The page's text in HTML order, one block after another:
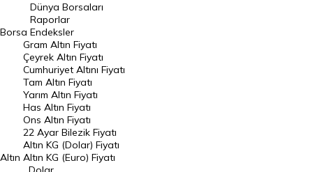
Geçmiş Kapanışlar
Dünya Borsaları
Raporlar
Endeksler
DÖVİZ
Döviz Kuru
Dolar Kuru
Euro Kuru
Borsa
Dünya Borsaları
Raporlar
Endeksler
Altın
Gram Altın Fiyatı
Çeyrek Altın Fiyatı
Cumhuriyet Altını Fiyatı
Tam Altın Fiyatı
Yarım Altın Fiyatı
Has Altın Fiyatı
Ons Altın Fiyatı
22 Ayar Bilezik Fiyatı
Altın KG (Dolar) Fiyatı
Altın KG (Euro) Fiyatı